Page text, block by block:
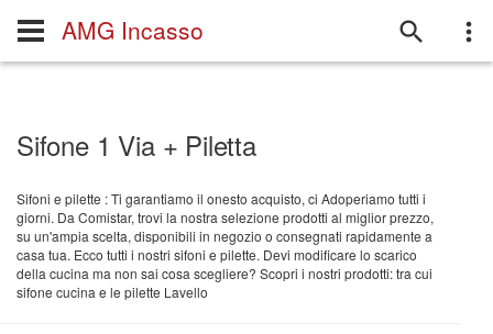
AMG Incasso
Sifone 1 Via + Piletta
Sifoni e pilette : Ti garantiamo il onesto acquisto, ci Adoperiamo tutti i
giorni. Da Comistar, trovi la nostra selezione prodotti al miglior prezzo,
su un'ampia scelta, disponibili in negozio o consegnati rapidamente a
casa tua. Ecco tutti i nostri sifoni e pilette. Devi modificare lo scarico
della cucina ma non sai cosa scegliere? Scopri i nostri prodotti: tra cui
sifone cucina e le pilette Lavello